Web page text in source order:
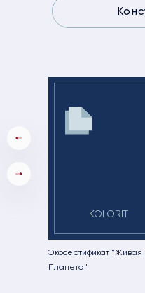
KOLORIT
Экосертификат "Живая
Планета"